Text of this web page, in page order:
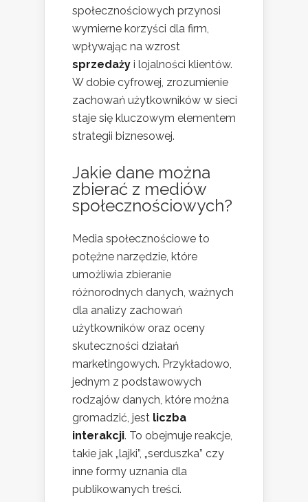
społecznościowych przynosi
wymierne korzyści dla firm,
wpływając na wzrost
sprzedaży i lojalności klientów.
W dobie cyfrowej, zrozumienie
zachowań użytkowników w sieci
staje się kluczowym elementem
strategii biznesowej.
Jakie dane można
zbierać z mediów
społecznościowych?
Media społecznościowe to
potężne narzędzie, które
umożliwia zbieranie
różnorodnych danych, ważnych
dla analizy zachowań
użytkowników oraz oceny
skuteczności działań
marketingowych. Przykładowo,
jednym z podstawowych
rodzajów danych, które można
gromadzić, jest liczba
interakcji. To obejmuje reakcje,
takie jak „lajki”, „serduszka” czy
inne formy uznania dla
publikowanych treści.